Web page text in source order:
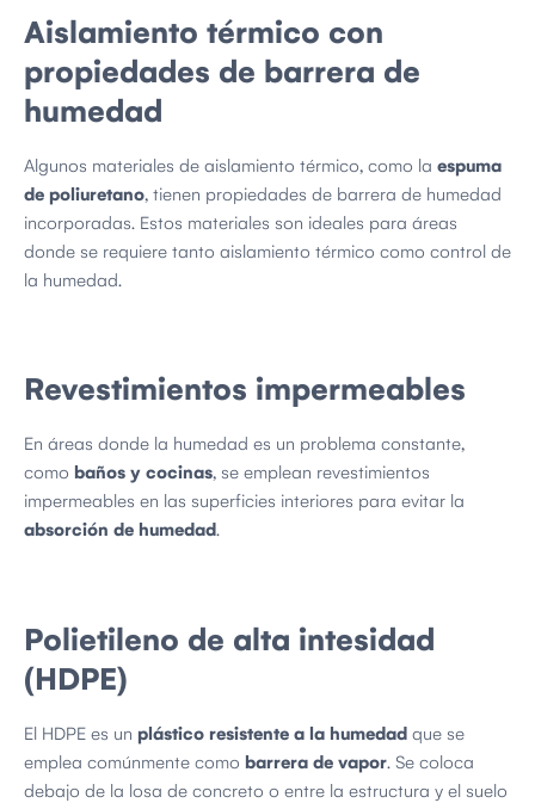
Aislamiento térmico con
propiedades de barrera de
humedad
Algunos materiales de aislamiento térmico, como la espuma
de poliuretano, tienen propiedades de barrera de humedad
incorporadas. Estos materiales son ideales para áreas
donde se requiere tanto aislamiento térmico como control de
la humedad.
Revestimientos impermeables
En áreas donde la humedad es un problema constante,
como baños y cocinas, se emplean revestimientos
impermeables en las superficies interiores para evitar la
absorción de humedad.
Polietileno de alta intesidad
(HDPE)
El HDPE es un plástico resistente a la humedad que se
emplea comúnmente como barrera de vapor. Se coloca
debajo de la losa de concreto o entre la estructura y el suelo